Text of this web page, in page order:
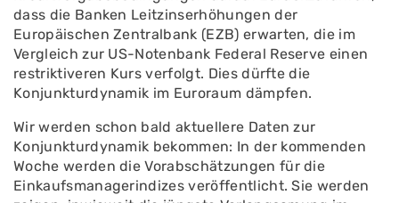
dass die Banken Leitzinserhöhungen der
Europäischen Zentralbank (EZB) erwarten, die im
Vergleich zur US-Notenbank Federal Reserve einen
restriktiveren Kurs verfolgt. Dies dürfte die
Konjunkturdynamik im Euroraum dämpfen.
Wir werden schon bald aktuellere Daten zur
Konjunkturdynamik bekommen: In der kommenden
Woche werden die Vorabschätzungen für die
Einkaufsmanagerindizes veröffentlicht. Sie werden